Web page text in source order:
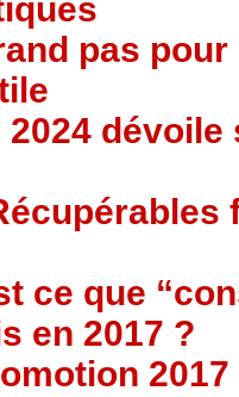
pas
2024
ce que
en 2017 ?